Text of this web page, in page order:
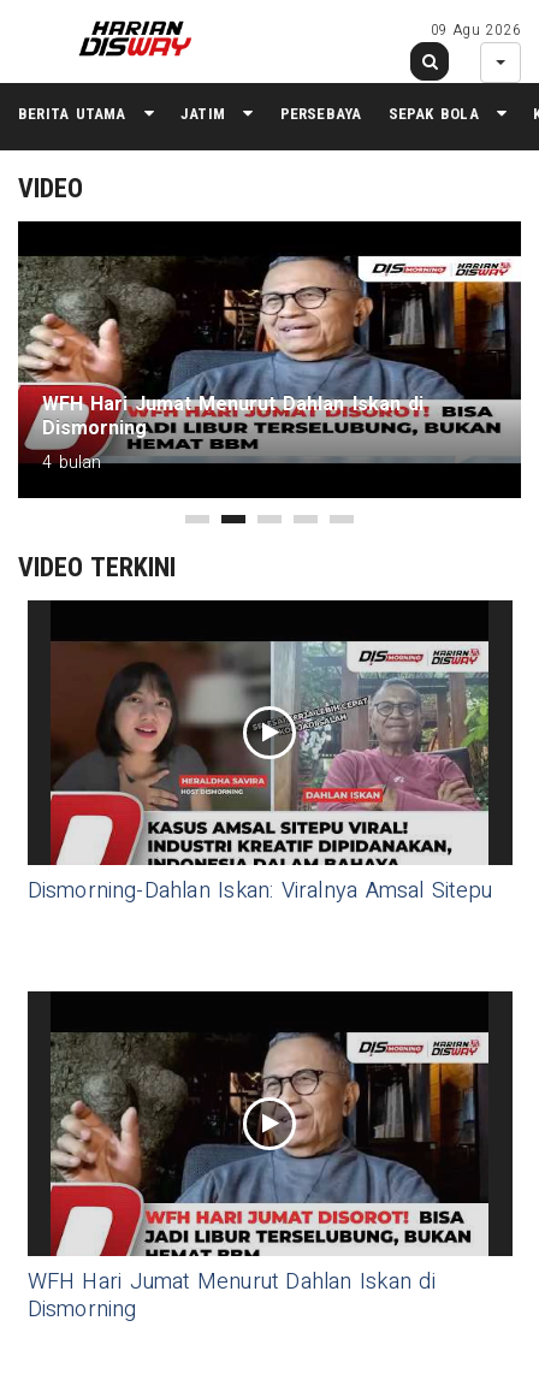
09 Agu 2026
BERITA UTAMA JATIM PERSEBAYA SEPAK BOLA
VIDEO
WFH Hari Jumat Menurut Dahlan Iskan di
Dismorning
4 bulan
VIDEO TERKINI
Dismorning-Dahlan Iskan: Viralnya Amsal Sitepu
WFH Hari Jumat Menurut Dahlan Iskan di
Dismorning